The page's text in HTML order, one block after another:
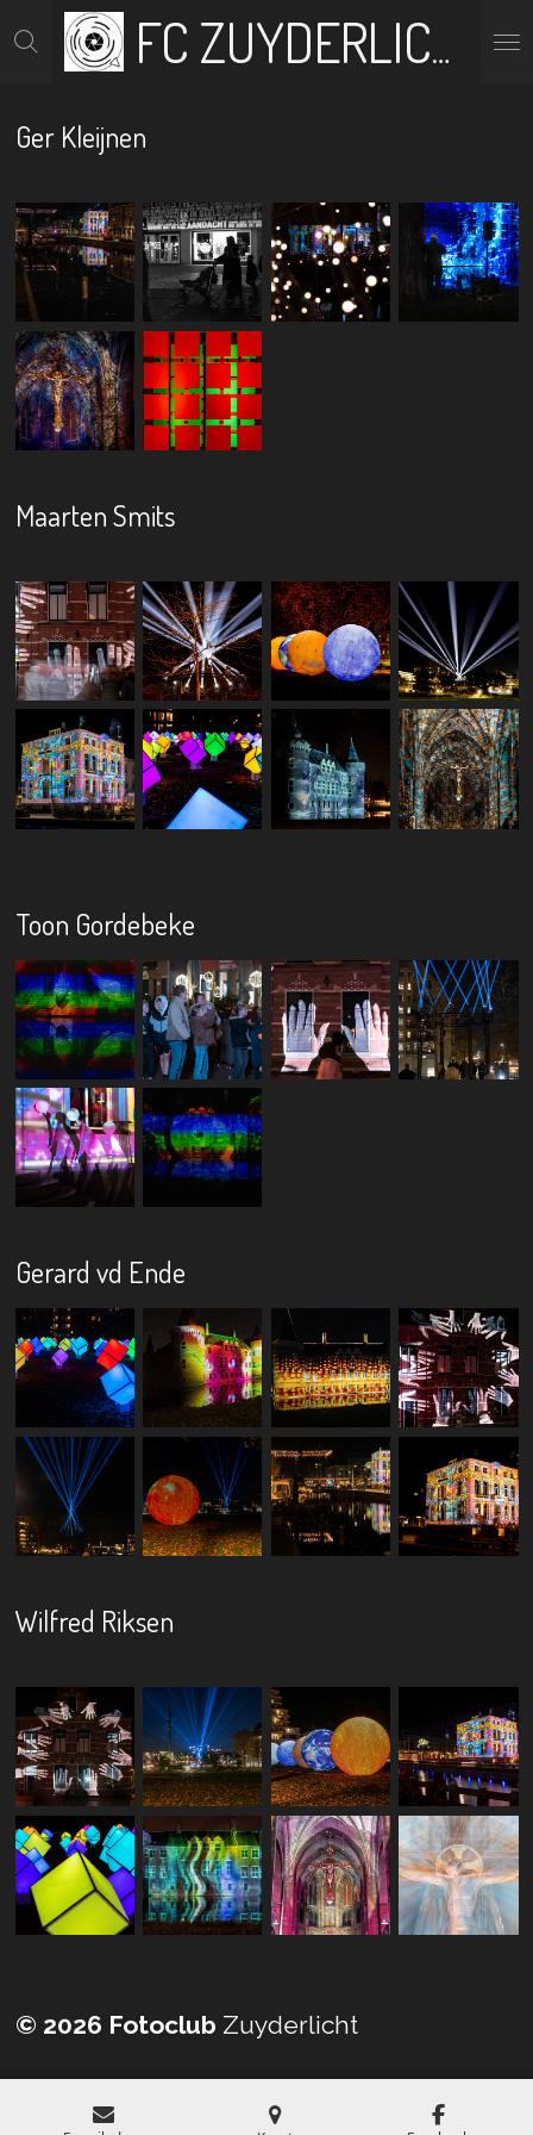
direct
hoofdinhoud
FC ZUYDERLICHT
Ger Kleijnen
Maarten Smits
Toon Gordebeke
Gerard vd Ende
Wilfred Riksen
© 2026 Fotoclub Zuyderlicht